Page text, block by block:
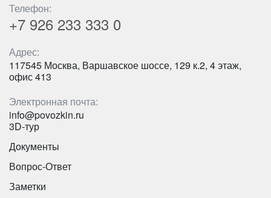
Телефон:
+7 926 233 333 0
Адрес:
117545 Москва, Варшавское шоссе, 129 к.2, 4 этаж,
офис 413
Электронная почта:
info@povozkin.ru
3D-тур
Документы
Вопрос-Ответ
Заметки